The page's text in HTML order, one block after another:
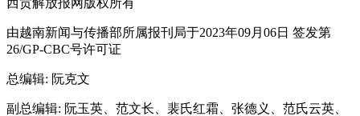
西贡解放报网版权所有
由越南新闻与传播部所属报刊局于2023年09月06日 签发第
26/GP-CBC号许可证
总编辑: 阮克文
副总编辑: 阮玉英、范文长、裴氏红霜、张德义、范氏云英、